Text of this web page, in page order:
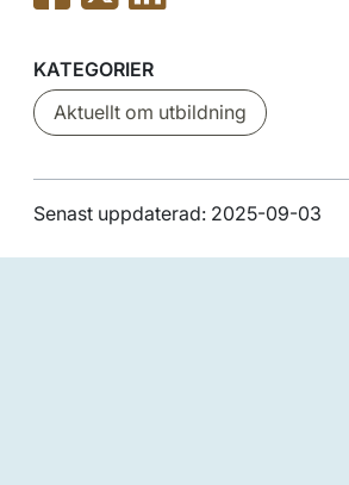
KATEGORIER
Aktuellt om utbildning
Senast uppdaterad: 2025-09-03